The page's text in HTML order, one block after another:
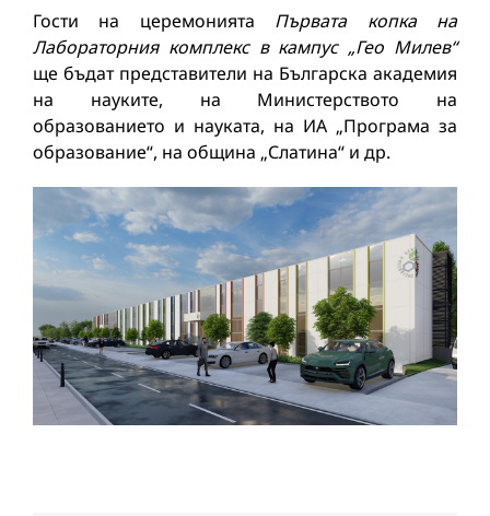
Гости на церемонията Първата копка на
Лабораторния комплекс в кампус „Гео Милев“
ще бъдат представители на Българска академия
на науките, на Министерството на
образованието и науката, на ИА „Програма за
образование“, на община „Слатина“ и др.